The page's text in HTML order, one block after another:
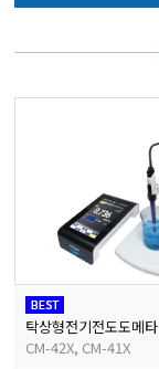
탁상형전기전도도메타
CM-42X, CM-41X